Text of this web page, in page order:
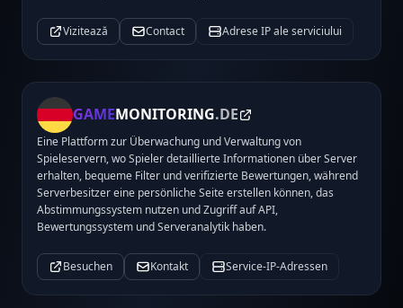
Vizitează Contact Adrese IP ale serviciului
GAMEMONITORING.DE
Eine Plattform zur Überwachung und Verwaltung von
Spieleservern, wo Spieler detaillierte Informationen über Server
erhalten, bequeme Filter und verifizierte Bewertungen, während
Serverbesitzer eine persönliche Seite erstellen können, das
Abstimmungssystem nutzen und Zugriff auf API,
Bewertungssystem und Serveranalytik haben.
Besuchen Kontakt Service-IP-Adressen